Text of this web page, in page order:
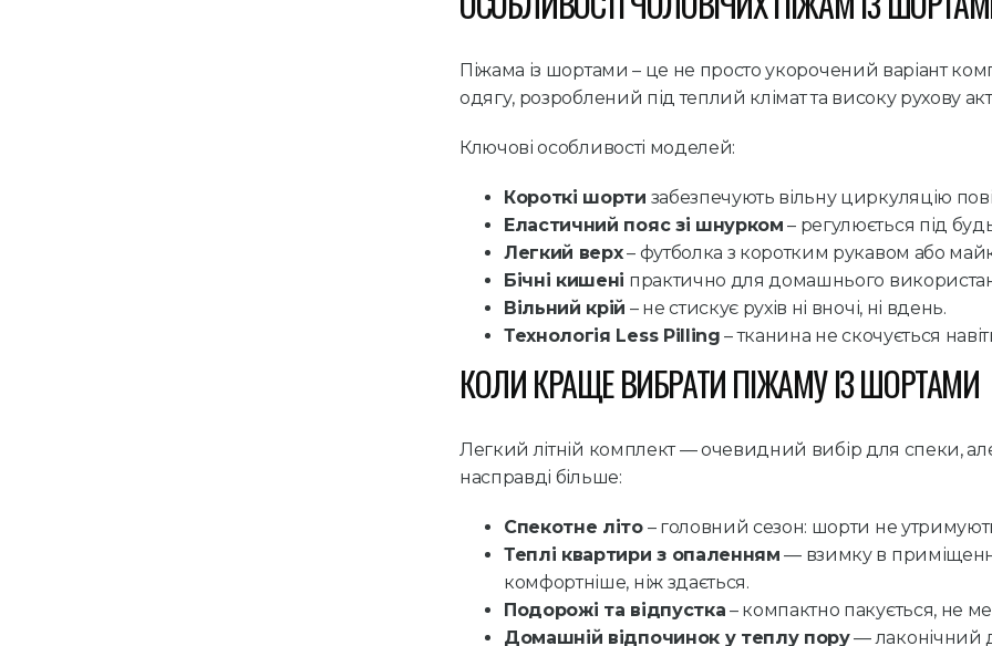
Піжама із шортами – це не просто укорочений варіант
одягу, розроблений під теплий клімат та високу рухову
Ключові особливості моделей:
Короткі шорти забезпечують вільну циркуляцію
Еластичний пояс зі шнурком – регулюється під
Легкий верх– футболка з коротким рукавом або
Бічні кишені практично для домашнього
Вільний крій – не стискує рухів ні вночі, ні вдень.
Технологія Less Pilling – тканина не скочується
КОЛИ КРАЩЕ ВИБРАТИ ПІЖАМУ ІЗ ШОРТАМИ
Легкий літній комплект — очевидний вибір для спеки,
насправді більше:
Спекотне літо– головний сезон: шорти не утримують
Теплі квартири з опаленням — взимку в
комфортніше, ніж здається.
Подорожі та відпустка – компактно пакується, не
Домашній відпочинок у теплу пору— лаконічний